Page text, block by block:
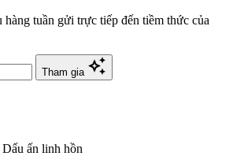
tuần gửi trực tiếp đến tiềm thức của
Tham gia auto_awesome
Dấu ấn linh hồn